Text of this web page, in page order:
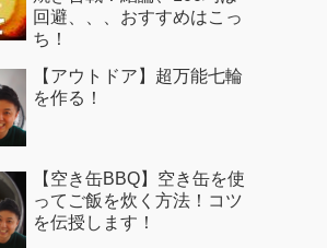
回避、、、おすすめはこっ
ち！
【アウトドア】超万能七輪
を作る！
【空き缶BBQ】空き缶を使
ってご飯を炊く方法！コツ
を伝授します！